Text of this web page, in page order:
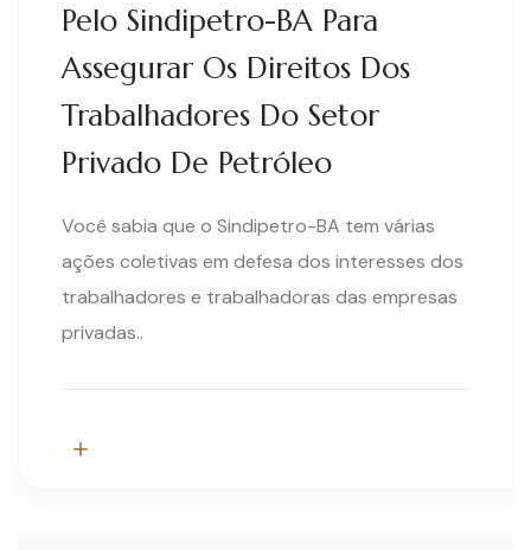
Pelo Sindipetro-BA Para
Assegurar Os Direitos Dos
Trabalhadores Do Setor
Privado De Petróleo
Você sabia que o Sindipetro-BA tem várias
ações coletivas em defesa dos interesses dos
trabalhadores e trabalhadoras das empresas
privadas..